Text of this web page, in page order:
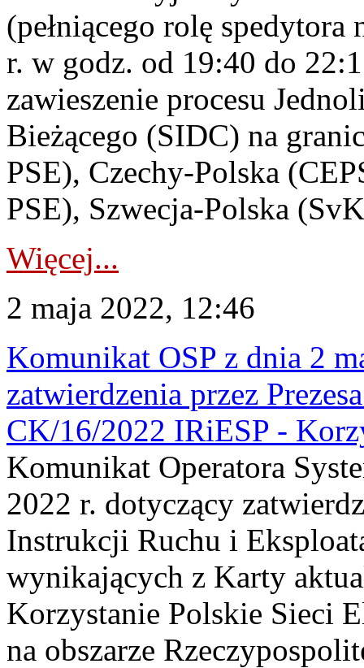
(pełniącego rolę
r. w godz. od 19:40 do
zawieszenie procesu
Bieżącego (SIDC) na
PSE), Czechy-Polska
PSE), Szwecja-Polska
Więcej...
2 maja 2022, 12:46
Komunikat OSP z dnia 2
zatwierdzenia przez
CK/16/2022 IRiESP -
Komunikat Operatora
2022 r. dotyczący
Instrukcji Ruchu i
wynikających z Karty
Korzystanie Polskie Sieci
na obszarze